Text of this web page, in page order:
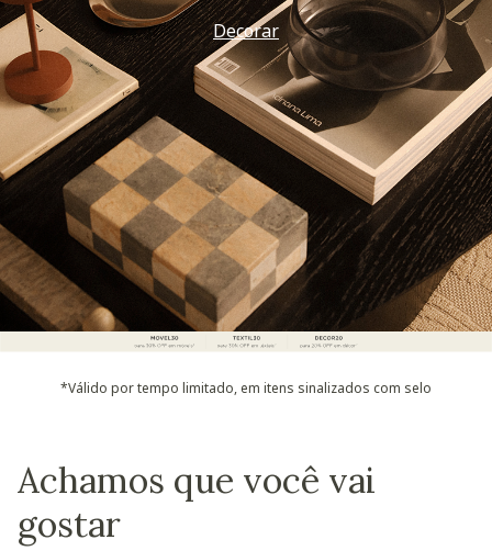
Decorar
*Válido por tempo limitado, em itens sinalizados com selo
Achamos que você vai
gostar